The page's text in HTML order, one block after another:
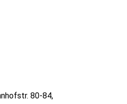
80-84,